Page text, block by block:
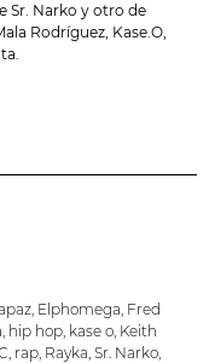
Sr. Narko y otro de
Rodríguez, Kase.O,
Elphomega Fred
hip hop kase o Keith
rap Rayka Sr. Narko